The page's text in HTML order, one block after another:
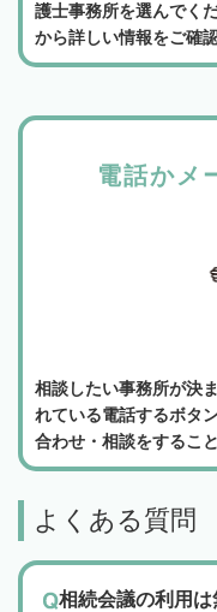
護士事務所を選んでく
から詳しい情報をご確
電話かメ
相談したい事務所が決
れている電話するボタ
合わせ・相談をするこ
よくある質問
相続会議の利用